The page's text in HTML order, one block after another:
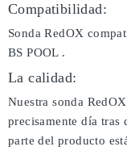
Compatibilidad:
Sonda RedOX
BS POOL .
La calidad:
Nuestra sonda
precisamente día tras
parte del producto